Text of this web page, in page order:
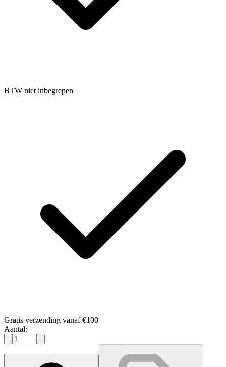
BTW niet inbegrepen
Gratis verzending vanaf €100
Aantal: